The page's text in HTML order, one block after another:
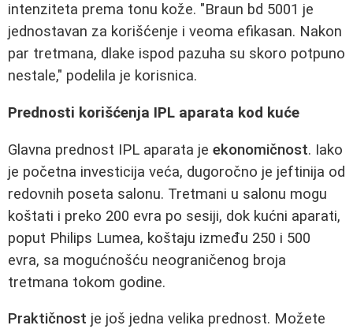
intenziteta prema tonu kože. "Braun bd 5001 je
jednostavan za korišćenje i veoma efikasan. Nakon
par tretmana, dlake ispod pazuha su skoro potpuno
nestale," podelila je korisnica.
Prednosti korišćenja IPL aparata kod kuće
Glavna prednost IPL aparata je ekonomičnost. Iako
je početna investicija veća, dugoročno je jeftinija od
redovnih poseta salonu. Tretmani u salonu mogu
koštati i preko 200 evra po sesiji, dok kućni aparati,
poput Philips Lumea, koštaju između 250 i 500
evra, sa mogućnošću neograničenog broja
tretmana tokom godine.
Praktičnost je još jedna velika prednost. Možete